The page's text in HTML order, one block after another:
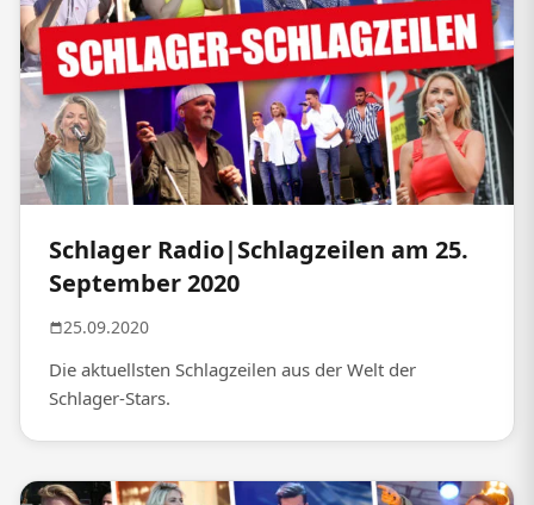
Schlager Radio|Schlagzeilen am 25.
September 2020
25.09.2020
Die aktuellsten Schlagzeilen aus der Welt der
Schlager-Stars.